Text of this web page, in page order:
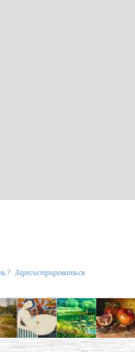
Зарегистрироваться